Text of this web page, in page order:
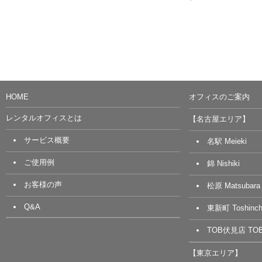
HOME
レンタルオフィスとは
サービス概要
ご使用例
お客様の声
Q&A
オフィスのご案内
【名古屋エリア】
名駅 Meieki
錦 Nishiki
松原 Matsubara
東新町
TOB伏見店
【東京エリア】